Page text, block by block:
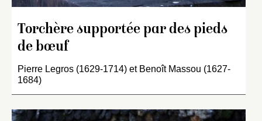
Torchère supportée par des pieds
de bœuf
Pierre Legros (1629-1714) et Benoît Massou (1627-
1684)